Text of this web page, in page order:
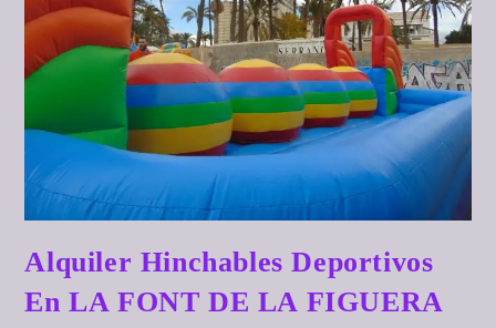
Alquiler Hinchables Deportivos
En LA FONT DE LA FIGUERA